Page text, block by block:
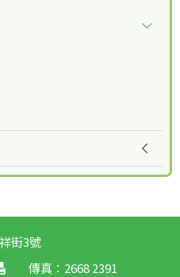
街3號
傳真：2668 2391